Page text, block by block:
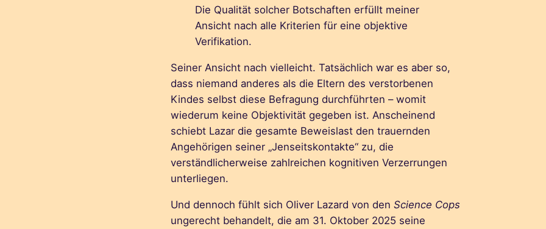
Die Qualität solcher Botschaften erfüllt meiner
Ansicht nach alle Kriterien für eine objektive
Verifikation.
Seiner Ansicht nach vielleicht. Tatsächlich war es aber so,
dass niemand anderes als die Eltern des verstorbenen
Kindes selbst diese Befragung durchführten – womit
wiederum keine Objektivität gegeben ist. Anscheinend
schiebt Lazar die gesamte Beweislast den trauernden
Angehörigen seiner „Jenseitskontakte“ zu, die
verständlicherweise zahlreichen kognitiven Verzerrungen
unterliegen.
Und dennoch fühlt sich Oliver Lazard von den Science Cops
ungerecht behandelt, die am 31. Oktober 2025 seine